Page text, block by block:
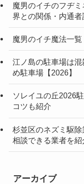
魔男のイチのフヂ
界との関係・内通
魔男のイチ魔法一
江ノ島の駐車場は
め駐車場【2026】
ソレイユの丘2026
コツも紹介
杉並区のネズミ駆
相談できる業者を紹
アーカイブ